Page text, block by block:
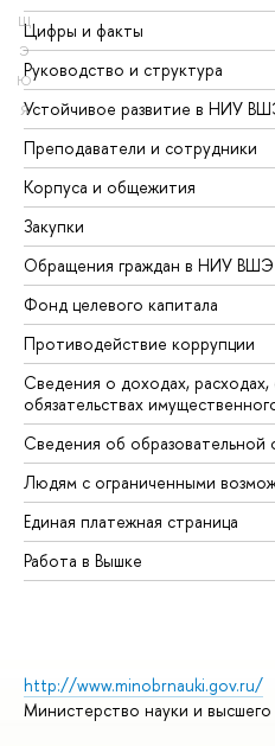
Щ
Э
Ю
Я
Цифры и факты
Руководство и структура
Устойчивое развитие в НИУ
Преподаватели и сотрудники
Корпуса и общежития
Закупки
Обращения граждан в НИУ ВШЭ
Фонд целевого капитала
Противодействие коррупции
Сведения о доходах,
обязательствах
Сведения об образовательной
Людям с ограниченными
Единая платежная страница
Работа в Вышке
http://www.minobrnauki.gov.ru/
Министерство науки и